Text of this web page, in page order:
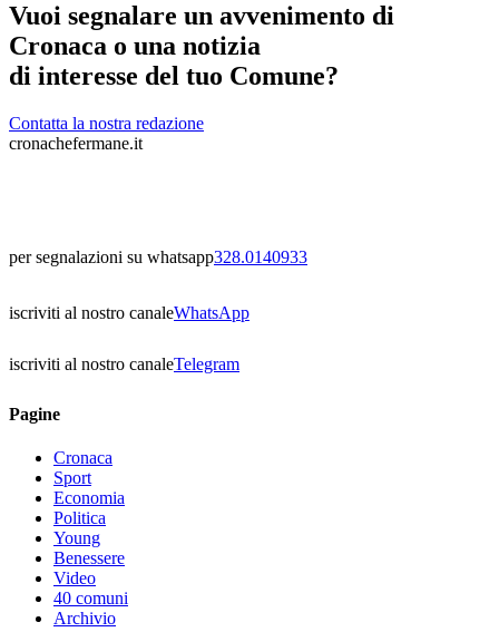
Vuoi segnalare un avvenimento di
Cronaca o una notizia
di interesse del tuo Comune?
Contatta la nostra redazione
cronachefermane.it
per segnalazioni su whatsapp328.0140933
iscriviti al nostro canaleWhatsApp
iscriviti al nostro canaleTelegram
Pagine
Cronaca
Sport
Economia
Politica
Young
Benessere
Video
40 comuni
Archivio